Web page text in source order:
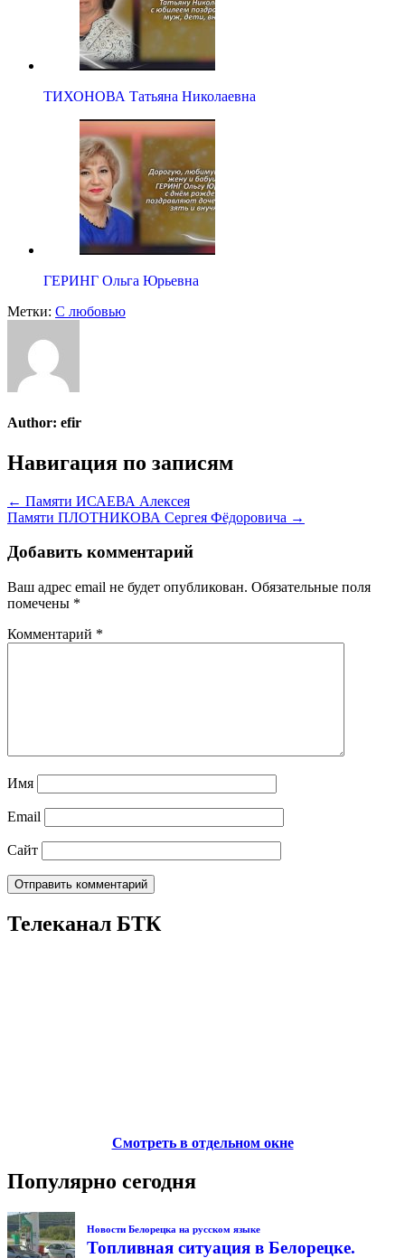
ТИХОНОВА Татьяна Николаевна
ГЕРИНГ Ольга Юрьевна
Метки: С любовью
Author: efir
Навигация по записям
← Памяти ИСАЕВА Алексея
Памяти ПЛОТНИКОВА Сергея Фёдоровича →
Добавить комментарий
Ваш адрес email не будет опубликован. Обязательные поля
помечены *
Комментарий *
Имя
Email
Сайт
Телеканал БТК
Смотреть в отдельном окне
Популярно сегодня
Новости Белорецка на русском языке
Топливная ситуация в Белорецке.